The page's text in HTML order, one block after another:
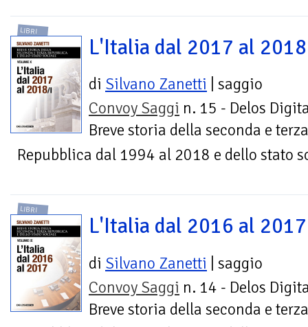
LIBRI
L'Italia dal 2017 al
di Silvano Zanetti | saggio
Convoy Saggi n. 15 - Delos
Breve storia della seconda e terza
Repubblica dal 1994 al 2018 e dello stato
LIBRI
L'Italia dal 2016 al 2017
di Silvano Zanetti | saggio
Convoy Saggi n. 14 - Delos
Breve storia della seconda e terza